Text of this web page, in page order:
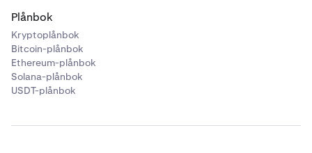
Plånbok
Kryptoplånbok
Bitcoin-plånbok
Ethereum-plånbok
Solana-plånbok
USDT-plånbok